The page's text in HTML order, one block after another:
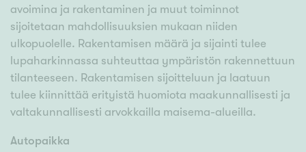
avoimina ja rakentaminen ja muut toiminnot
sijoitetaan mahdollisuuksien mukaan niiden
ulkopuolelle. Rakentamisen määrä ja sijainti tulee
lupaharkinnassa suhteuttaa ympäristön rakennettuun
tilanteeseen. Rakentamisen sijoitteluun ja laatuun
tulee kiinnittää erityistä huomiota maakunnallisesti ja
valtakunnallisesti arvokkailla maisema-alueilla.
Autopaikka